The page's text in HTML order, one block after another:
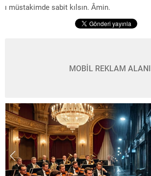
ı müstakimde sabit kılsın. Âmin.
MOBİL REKLAM ALANI